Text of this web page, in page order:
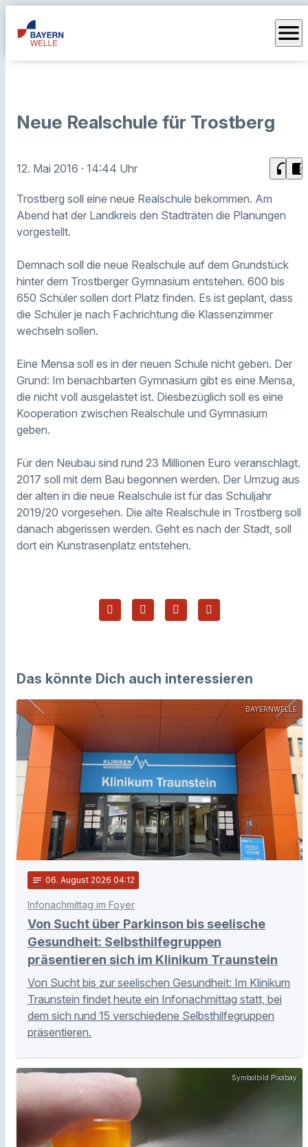
menu
Neue Realschule für Trostberg
12. Mai 2016 · 14:44 Uhr headphones chrome_reader_mode
Trostberg soll eine neue Realschule bekommen. Am
Abend hat der Landkreis den Stadträten die Planungen
vorgestellt.
Demnach soll die neue Realschule auf dem Grundstück
hinter dem Trostberger Gymnasium entstehen. 600 bis
650 Schüler sollen dort Platz finden. Es ist geplant, dass
die Schüler je nach Fachrichtung die Klassenzimmer
wechseln sollen.
Eine Mensa soll es in der neuen Schule nicht geben. Der
Grund: Im benachbarten Gymnasium gibt es eine Mensa,
die nicht voll ausgelastet ist. Diesbezüglich soll es eine
Kooperation zwischen Realschule und Gymnasium
geben.
Für den Neubau sind rund 23 Millionen Euro veranschlagt.
2017 soll mit dem Bau begonnen werden. Der Umzug aus
der alten in die neue Realschule ist für das Schuljahr
2019/20 vorgesehen. Die alte Realschule in Trostberg soll
danach abgerissen werden. Geht es nach der Stadt, soll
dort ein Kunstrasenplatz entstehen.
Das könnte Dich auch interessieren
BAYERNWELLE
notes 06. August 2026 04:12
Infonachmittag im Foyer
Von Sucht über Parkinson bis seelische
Gesundheit: Selbsthilfegruppen
präsentieren sich im Klinikum Traunstein
Von Sucht bis zur seelischen Gesundheit: Im Klinikum
Traunstein findet heute ein Infonachmittag statt, bei
dem sich rund 15 verschiedene Selbsthilfegruppen
präsentieren.
Symbolbild Pixabay